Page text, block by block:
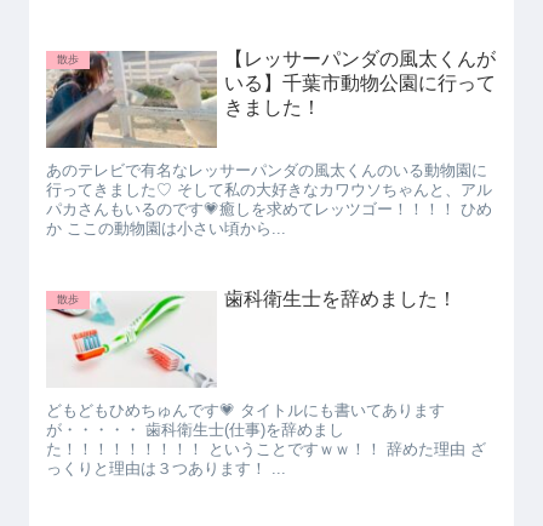
散歩
【レッサーパンダの風太くんが
いる】千葉市動物公園に行って
きました！
あのテレビで有名なレッサーパンダの風太くんのいる動物園に
行ってきました♡ そして私の大好きなカワウソちゃんと、アル
パカさんもいるのです💗癒しを求めてレッツゴー！！！！ ひめ
か ここの動物園は小さい頃から...
散歩 歯科衛生士を辞めました！
どもどもひめちゅんです💗 タイトルにも書いてあります
が・・・・・ 歯科衛生士(仕事)を辞めまし
た！！！！！！！！！ ということですｗｗ！！ 辞めた理由 ざ
っくりと理由は３つあります！ ...